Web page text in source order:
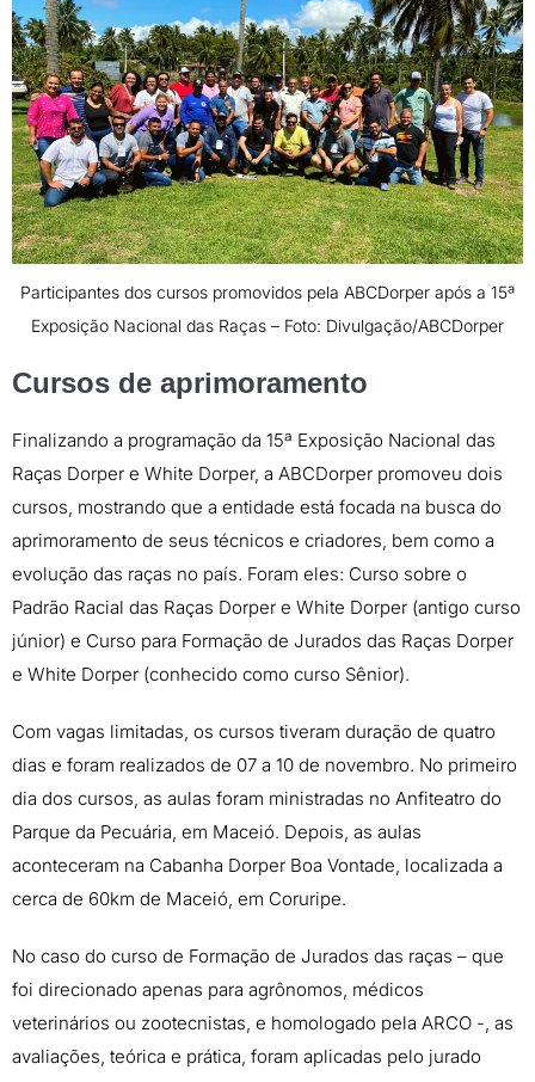
Participantes dos cursos promovidos pela ABCDorper após a 15ª
Exposição Nacional das Raças – Foto: Divulgação/ABCDorper
Cursos de aprimoramento
Finalizando a programação da 15ª Exposição Nacional das
Raças Dorper e White Dorper, a ABCDorper promoveu dois
cursos, mostrando que a entidade está focada na busca do
aprimoramento de seus técnicos e criadores, bem como a
evolução das raças no país. Foram eles: Curso sobre o
Padrão Racial das Raças Dorper e White Dorper (antigo curso
júnior) e Curso para Formação de Jurados das Raças Dorper
e White Dorper (conhecido como curso Sênior).
Com vagas limitadas, os cursos tiveram duração de quatro
dias e foram realizados de 07 a 10 de novembro. No primeiro
dia dos cursos, as aulas foram ministradas no Anfiteatro do
Parque da Pecuária, em Maceió. Depois, as aulas
aconteceram na Cabanha Dorper Boa Vontade, localizada a
cerca de 60km de Maceió, em Coruripe.
No caso do curso de Formação de Jurados das raças – que
foi direcionado apenas para agrônomos, médicos
veterinários ou zootecnistas, e homologado pela ARCO -, as
avaliações, teórica e prática, foram aplicadas pelo jurado